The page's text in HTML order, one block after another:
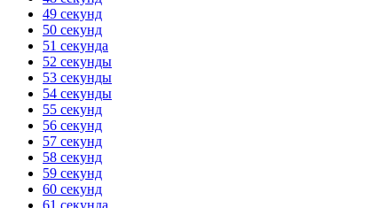
49 секунд
50 секунд
51 секунда
52 секунды
53 секунды
54 секунды
55 секунд
56 секунд
57 секунд
58 секунд
59 секунд
60 секунд